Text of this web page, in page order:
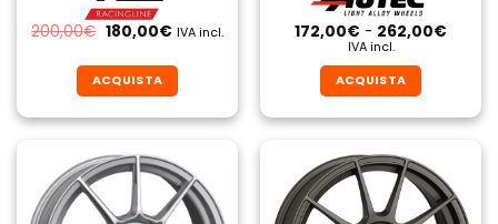
200,00€ Il
prezzo
era:
200,00€.
180,00€Il
è:
180,00€.
IVA incl.
ACQUISTA
prodotto
ha
più
varianti.
172,00€ - 262,00€Fascia
IVA incl.
ACQUISTA
prodotto
ha
più
varianti.